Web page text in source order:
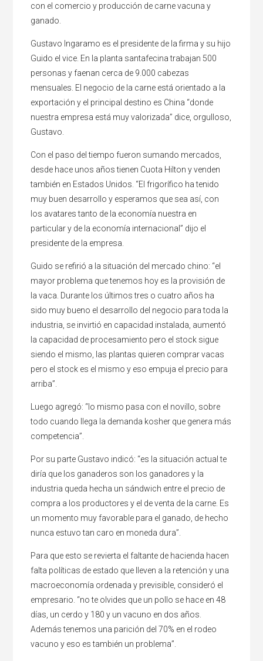
con el comercio y producción de carne vacuna y
ganado.
Gustavo Ingaramo es el presidente de la firma y su hijo
Guido el vice. En la planta santafecina trabajan 500
personas y faenan cerca de 9.000 cabezas
mensuales. El negocio de la carne está orientado a la
exportación y el principal destino es China “donde
nuestra empresa está muy valorizada” dice, orgulloso,
Gustavo.
Con el paso del tiempo fueron sumando mercados,
desde hace unos años tienen Cuota Hilton y venden
también en Estados Unidos. “El frigorífico ha tenido
muy buen desarrollo y esperamos que sea así, con
los avatares tanto de la economía nuestra en
particular y de la economía internacional” dijo el
presidente de la empresa.
Guido se refirió a la situación del mercado chino: “el
mayor problema que tenemos hoy es la provisión de
la vaca. Durante los últimos tres o cuatro años ha
sido muy bueno el desarrollo del negocio para toda la
industria, se invirtió en capacidad instalada, aumentó
la capacidad de procesamiento pero el stock sigue
siendo el mismo, las plantas quieren comprar vacas
pero el stock es el mismo y eso empuja el precio para
arriba”.
Luego agregó: “lo mismo pasa con el novillo, sobre
todo cuando llega la demanda kosher que genera más
competencia”.
Por su parte Gustavo indicó: “es la situación actual te
diría que los ganaderos son los ganadores y la
industria queda hecha un sándwich entre el precio de
compra a los productores y el de venta de la carne. Es
un momento muy favorable para el ganado, de hecho
nunca estuvo tan caro en moneda dura”.
Para que esto se revierta el faltante de hacienda hacen
falta políticas de estado que lleven a la retención y una
macroeconomía ordenada y previsible, consideró el
empresario. “no te olvides que un pollo se hace en 48
días, un cerdo y 180 y un vacuno en dos años.
Además tenemos una parición del 70% en el rodeo
vacuno y eso es también un problema”.